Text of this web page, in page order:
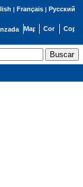
| Français| Русский